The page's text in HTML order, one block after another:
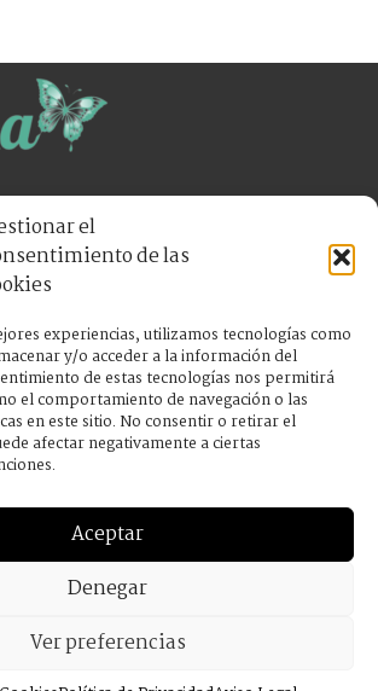
el
de las
experiencias, utilizamos tecnologías como
y/o acceder a la información del
de estas tecnologías nos permitirá
el comportamiento de navegación o las
en este sitio. No consentir o retirar el
afectar negativamente a ciertas
Aceptar
Denegar
Ver preferencias
en bisutería y
Envíos gratis a partir de 50€.
1, esquina Marqués de Casa
33202